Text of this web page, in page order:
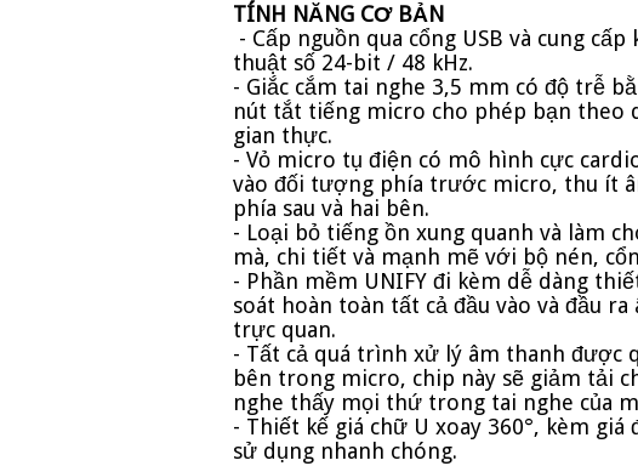
TÍNH NĂNG CƠ BẢN
- Cấp nguồn qua cổng USB và cung
thuật số 24-bit / 48 kHz.
- Giắc cắm tai nghe 3,5 mm có độ trễ
nút tắt tiếng micro cho phép bạn theo
gian thực.
- Vỏ micro tụ điện có mô hình cực
vào đối tượng phía trước micro, thu ít
phía sau và hai bên.
- Loại bỏ tiếng ồn xung quanh và làm
mà, chi tiết và mạnh mẽ với bộ nén,
- Phần mềm UNIFY đi kèm dễ dàng
soát hoàn toàn tất cả đầu vào và đầu
trực quan.
- Tất cả quá trình xử lý âm thanh được
bên trong micro, chip này sẽ giảm tải
nghe thấy mọi thứ trong tai nghe của
- Thiết kế giá chữ U xoay 360°, kèm
sử dụng nhanh chóng.